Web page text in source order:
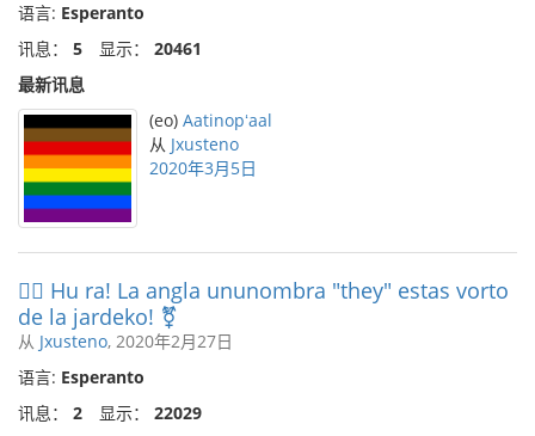
语言: Esperanto
讯息： 5 显示： 20461
最新讯息
(eo) Aatinopʻaal
从 Jxusteno
2020年3月5日
🏳️‍🌈 Hu ra! La angla ununombra "they" estas vorto
de la jardeko! ⚧️
从 Jxusteno, 2020年2月27日
语言: Esperanto
讯息： 2 显示： 22029